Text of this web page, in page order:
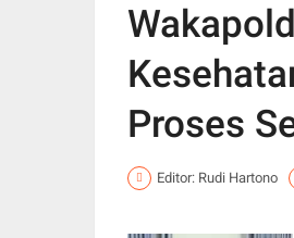
Proses
Editor: Rudi Hartono